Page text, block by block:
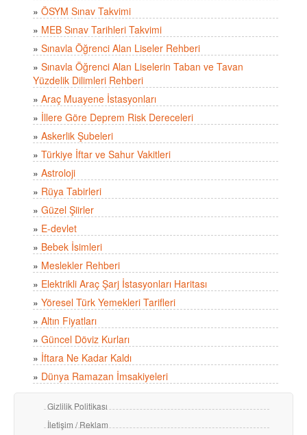
» ÖSYM Sınav Takvimi
» MEB Sınav Tarihleri Takvimi
» Sınavla Öğrenci Alan Liseler Rehberi
» Sınavla Öğrenci Alan Liselerin Taban ve Tavan
Yüzdelik Dilimleri Rehberi
» Araç Muayene İstasyonları
» İllere Göre Deprem Risk Dereceleri
» Askerlik Şubeleri
» Türkiye İftar ve Sahur Vakitleri
» Astroloji
» Rüya Tabirleri
» Güzel Şiirler
» E-devlet
» Bebek İsimleri
» Meslekler Rehberi
» Elektrikli Araç Şarj İstasyonları Haritası
» Yöresel Türk Yemekleri Tarifleri
» Altın Fiyatları
» Güncel Döviz Kurları
» İftara Ne Kadar Kaldı
» Dünya Ramazan İmsakiyeleri
Gizlilik Politikası
İletişim / Reklam